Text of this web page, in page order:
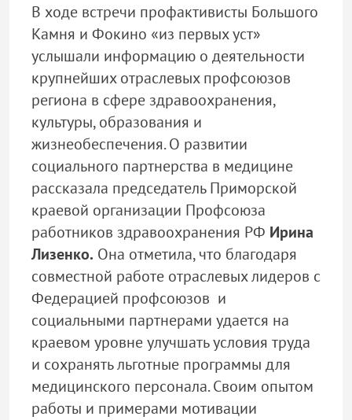
В ходе встречи профактивисты Большого
Камня и Фокино «из первых уст»
услышали информацию о деятельности
крупнейших отраслевых профсоюзов
региона в сфере здравоохранения,
культуры, образования и
жизнеобеспечения. О развитии
социального партнерства в медицине
рассказала председатель Приморской
краевой организации Профсоюза
работников здравоохранения РФ Ирина
Лизенко. Она отметила, что благодаря
совместной работе отраслевых лидеров с
Федерацией профсоюзов и
социальными партнерами удается на
краевом уровне улучшать условия труда
и сохранять льготные программы для
медицинского персонала. Своим опытом
работы и примерами мотивации